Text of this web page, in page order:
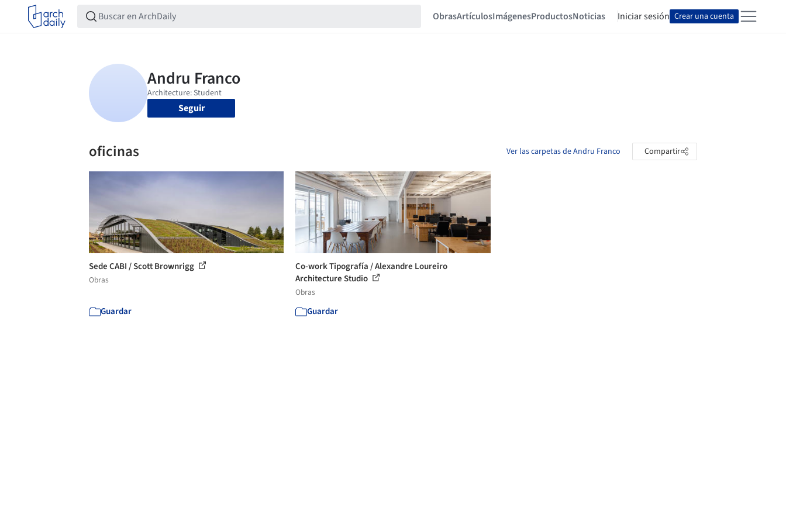
ObrasArtículosImágenesProductosNoticias Iniciar sesión Crear una cuenta
Seguir
oficinas Ver las carpetas de Andru Franco Compartir
Sede CABI / Scott Brownrigg
Obras
Guardar
Co-work Tipografía / Alexandre Loureiro
Architecture Studio
Obras
Guardar